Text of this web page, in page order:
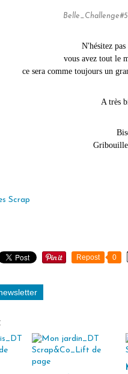
N'hésitez
vous avez tout le
ce sera comme toujours un
A très
Scrap
Repost 0